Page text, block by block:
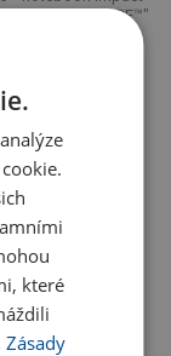
canvas AWARE™"
které
Zásady